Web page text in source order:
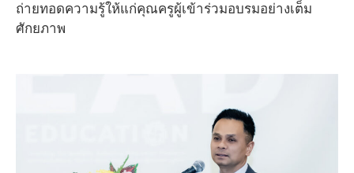
ถ่ายทอดความรู้ให้แก่คุณครูผู้เข้าร่วมอบรมอย่างเต็ม
ศักยภาพ